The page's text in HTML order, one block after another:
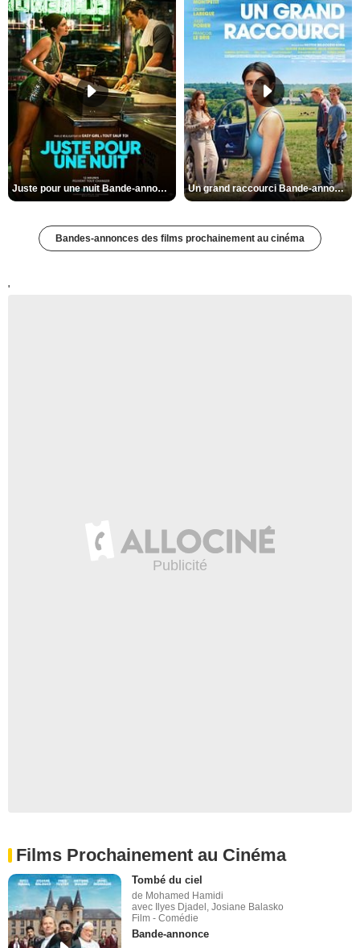
Juste pour une nuit Bande-annonce VO STFR Un grand raccourci Bande-annonce VF
Bandes-annonces des films prochainement au cinéma
'
Films Prochainement au Cinéma
Tombé du ciel
de Mohamed Hamidi
avec Ilyes Djadel, Josiane Balasko
Film - Comédie
Bande-annonce